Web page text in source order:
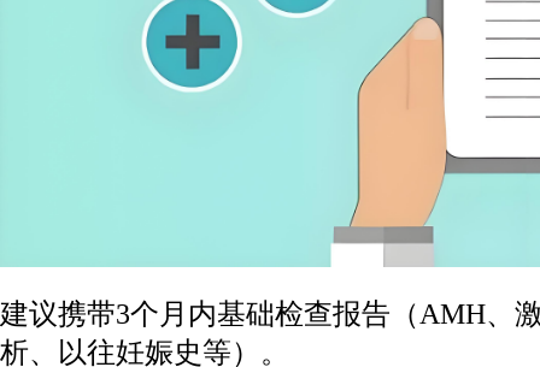
建议携带3个月内基础检查报告（AMH、
析、以往妊娠史等）。